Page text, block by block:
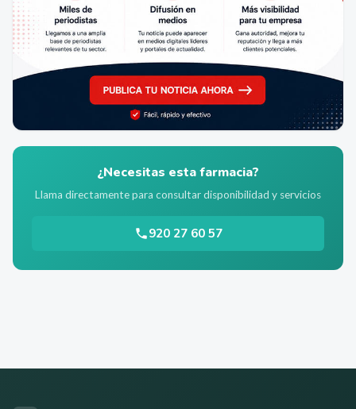
¿Necesitas esta farmacia?
Llama directamente para consultar disponibilidad y servicios
920 27 60 57